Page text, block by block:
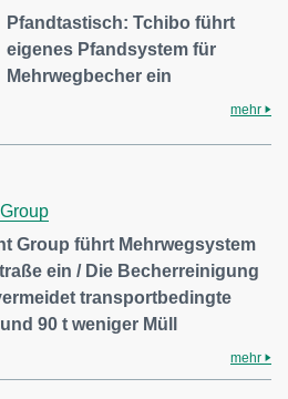
Pfandtastisch: Tchibo führt
eigenes Pfandsystem für
Mehrwegbecher ein
mehr
Group führt Mehrwegsystem
ein / Die Becherreinigung
transportbedingte
90 t weniger Müll
mehr